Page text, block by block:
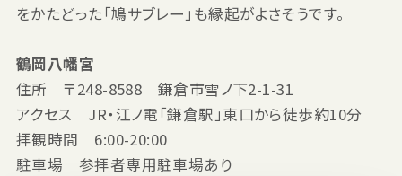
をかたどった「鳩サブレー」も縁起がよさそうです。
鶴岡八幡宮
住所 〒248-8588 鎌倉市雪ノ下2-1-31
アクセス JR・江ノ電「鎌倉駅」東口から徒歩約10分
拝観時間 6:00-20:00
駐車場 参拝者専用駐車場あり